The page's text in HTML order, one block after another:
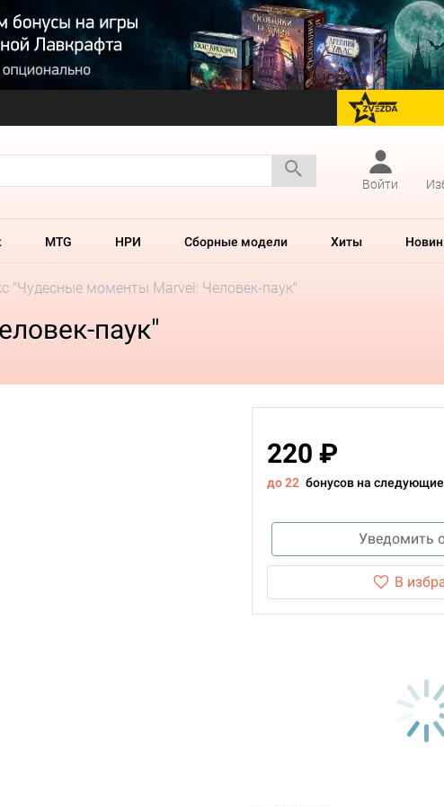
перейти на Zvezda
Войти
MTG НРИ Сборные модели Хиты
"Чудесные моменты Marvel: Человек-паук"
паук"
220 ₽
до 22 бонусов на
Уведомить
В